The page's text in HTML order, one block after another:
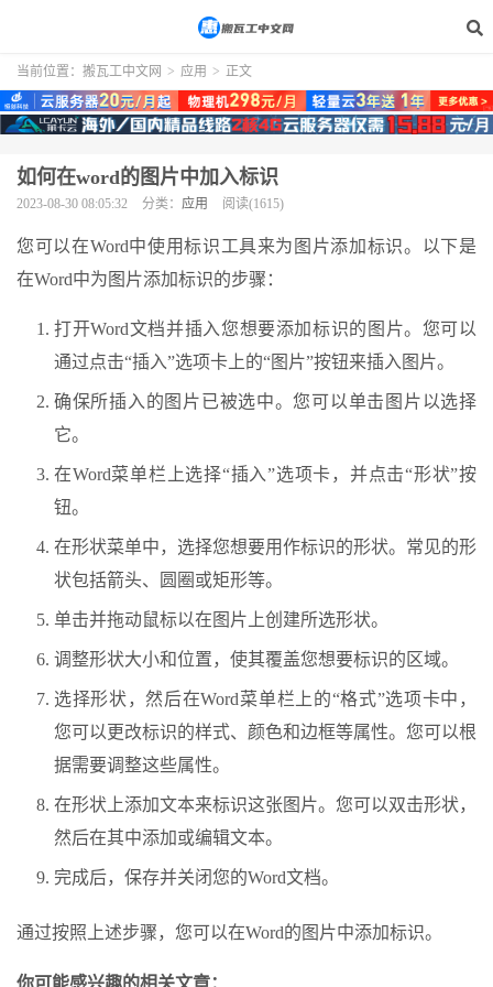
当前位置： 搬瓦工中文网 > 应用 > 正文
如何在word的图片中加入标识
2023-08-30 08:05:32 分类： 应用 阅读(1615)
您可以在Word中使用标识工具来为图片添加标识。以下是
在Word中为图片添加标识的步骤：
打开Word文档并插入您想要添加标识的图片。您可以
通过点击“插入”选项卡上的“图片”按钮来插入图片。
确保所插入的图片已被选中。您可以单击图片以选择
它。
在Word菜单栏上选择“插入”选项卡，并点击“形状”按
钮。
在形状菜单中，选择您想要用作标识的形状。常见的形
状包括箭头、圆圈或矩形等。
单击并拖动鼠标以在图片上创建所选形状。
调整形状大小和位置，使其覆盖您想要标识的区域。
选择形状，然后在Word菜单栏上的“格式”选项卡中，
您可以更改标识的样式、颜色和边框等属性。您可以根
据需要调整这些属性。
在形状上添加文本来标识这张图片。您可以双击形状，
然后在其中添加或编辑文本。
完成后，保存并关闭您的Word文档。
通过按照上述步骤，您可以在Word的图片中添加标识。